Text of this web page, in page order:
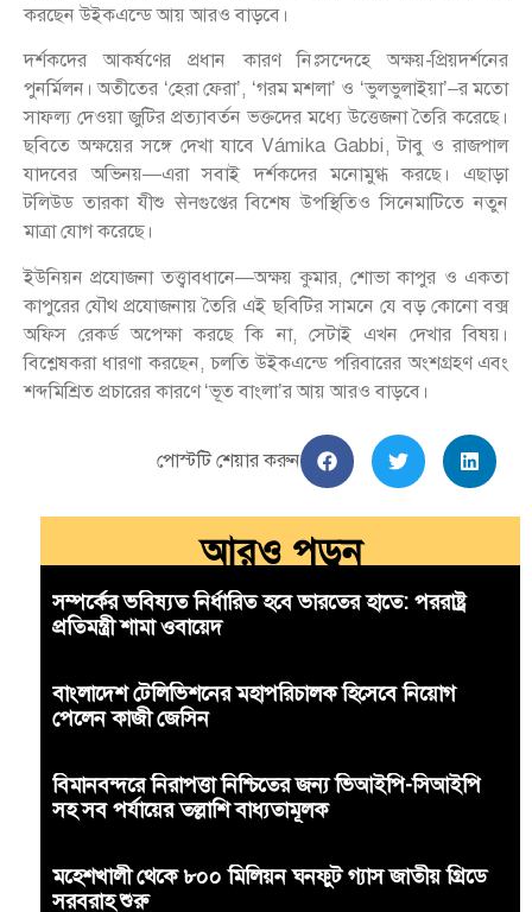
করছেন উইকএন্ডে আয় আরও বাড়বে।
দর্শকদের আকর্ষণের প্রধান কারণ নিঃসন্দেহে অক্ষয়-প্রিয়দর্শনের
পুনর্মিলন। অতীতের ‘হেরা ফেরা’, ‘গরম মশলা’ ও ‘ভুলভুলাইয়া’–র মতো
সাফল্য দেওয়া জুটির প্রত্যাবর্তন ভক্তদের মধ্যে উত্তেজনা তৈরি করেছে।
ছবিতে অক্ষয়ের সঙ্গে দেখা যাবে Vámika Gabbi, টাবু ও রাজপাল
যাদবের অভিনয়—এরা সবাই দর্শকদের মনোমুগ্ধ করছে। এছাড়া
টলিউড তারকা যীশু सेनগুপ্তের বিশেষ উপস্থিতিও সিনেমাটিতে নতুন
মাত্রা যোগ করেছে।
ইউনিয়ন প্রযোজনা তত্ত্বাবধানে—অক্ষয় কুমার, শোভা কাপুর ও একতা
কাপুরের যৌথ প্রযোজনায় তৈরি এই ছবিটির সামনে যে বড় কোনো বক্স
অফিস রেকর্ড অপেক্ষা করছে কি না, সেটাই এখন দেখার বিষয়।
বিশ্লেষকরা ধারণা করছেন, চলতি উইকএন্ডে পরিবারের অংশগ্রহণ এবং
শব্দমিশ্রিত প্রচারের কারণে ‘ভূত বাংলা’র আয় আরও বাড়বে।
পোস্টটি শেয়ার করুন
আরও পড়ুন
সম্পর্কের ভবিষ্যত নির্ধারিত হবে ভারতের হাতে: পররাষ্ট্র
প্রতিমন্ত্রী শামা ওবায়েদ
বাংলাদেশ টেলিভিশনের মহাপরিচালক হিসেবে নিয়োগ
পেলেন কাজী জেসিন
বিমানবন্দরে নিরাপত্তা নিশ্চিতের জন্য ভিআইপি-সিআইপি
সহ সব পর্যায়ের তল্লাশি বাধ্যতামূলক
মহেশখালী থেকে ৮০০ মিলিয়ন ঘনফুট গ্যাস জাতীয় গ্রিডে
সরবরাহ শুরু